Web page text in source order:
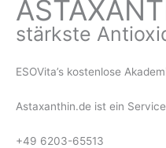
stärkste
ESOVita’s kostenlose
Astaxanthin.de ist ein
+49 6203-65513